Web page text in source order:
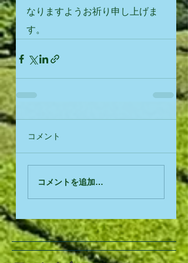
なりますようお祈り申し上げま
す。
コメント
コメントを追加…